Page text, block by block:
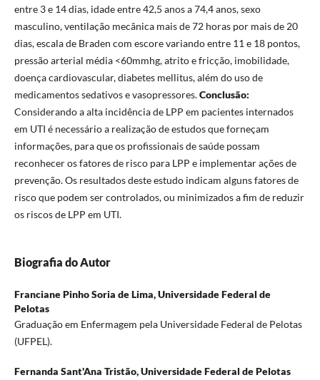
entre 3 e 14 dias, idade entre 42,5 anos a 74,4 anos, sexo
masculino, ventilação mecânica mais de 72 horas por mais de 20
dias, escala de Braden com escore variando entre 11 e 18 pontos,
pressão arterial média <60mmhg, atrito e fricção, imobilidade,
doença cardiovascular, diabetes mellitus, além do uso de
medicamentos sedativos e vasopressores.Conclusão:
Considerando a alta incidência de LPP em pacientes internados
em UTI é necessário a realização de estudos que forneçam
informações, para que os profissionais de saúde possam
reconhecer os fatores de risco para LPP e implementar ações de
prevenção. Os resultados deste estudo indicam alguns fatores de
risco que podem ser controlados, ou minimizados a fim de reduzir
os riscos de LPP em UTI.
Biografia do Autor
Franciane Pinho Soria de Lima,Universidade Federal de
Pelotas
Graduação em Enfermagem pela Universidade Federal de Pelotas
(UFPEL).
Fernanda Sant'Ana Tristão,Universidade Federal de Pelotas